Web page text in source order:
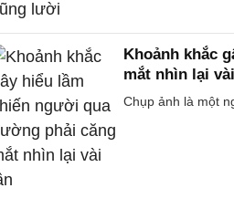
Khoảnh khắc
mắt nhìn lại
Chụp ảnh là một